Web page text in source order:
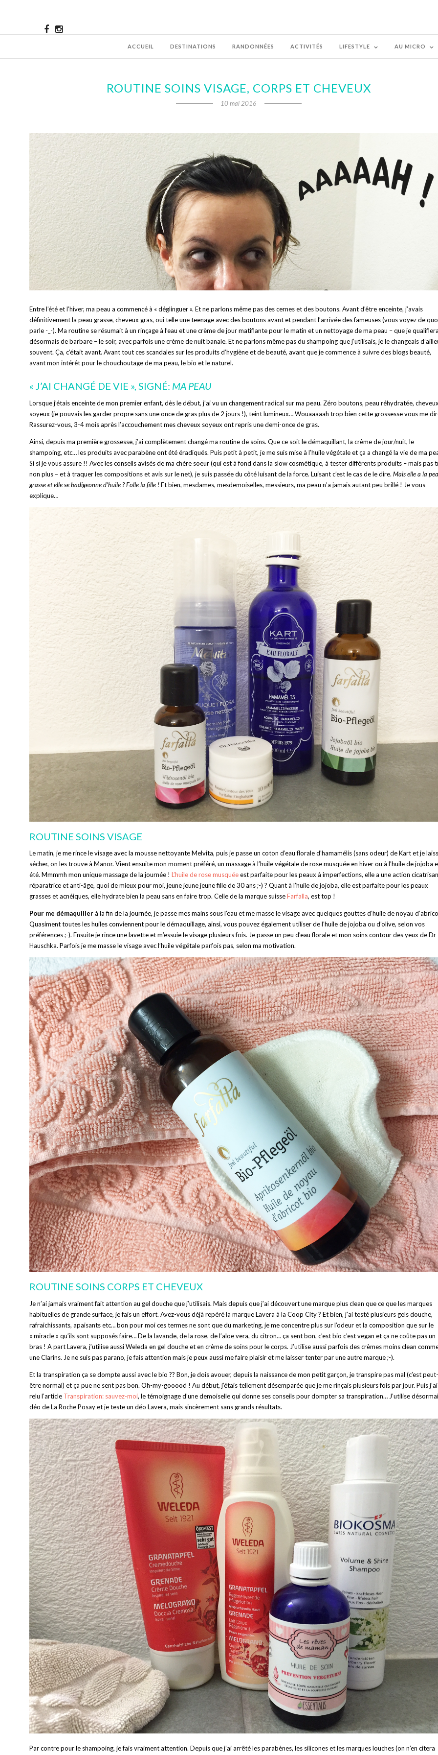
ACCUEIL DESTINATIONS RANDONNÉES ACTIVITÉS LIFESTYLE AU MICRO
ROUTINE SOINS VISAGE, CORPS ET CHEVEUX
10 mai 2016
Entre l’été et l’hiver, ma peau a commencé à « déglinguer ». Et ne parlons même pas des cernes et des boutons. Avant d’être enceinte, j’avais
définitivement la peau grasse, cheveux gras, oui telle une teenage avec des boutons avant et pendant l’arrivée des fameuses (vous voyez de
parle -_-). Ma routine se résumait à un rinçage à l’eau et une crème de jour matifiante pour le matin et un nettoyage de ma peau – que je
désormais de barbare – le soir, avec parfois une crème de nuit banale. Et ne parlons même pas du shampoing que j’utilisais, je le changeais
souvent. Ça, c’était avant. Avant tout ces scandales sur les produits d’hygiène et de beauté, avant que je commence à suivre des blogs beauté,
avant mon intérêt pour le chouchoutage de ma peau, le bio et le naturel.
« J’AI CHANGÉ DE VIE », SIGNÉ: MA PEAU
Lorsque j’étais enceinte de mon premier enfant, dès le début, j’ai vu un changement radical sur ma peau. Zéro boutons, peau réhydratée,
soyeux (je pouvais les garder propre sans une once de gras plus de 2 jours !), teint lumineux… Wouaaaaah trop bien cette grossesse vous me
Rassurez-vous, 3-4 mois après l’accouchement mes cheveux soyeux ont repris une demi-once de gras.
Ainsi, depuis ma première grossesse, j’ai complètement changé ma routine de soins. Que ce soit le démaquillant, la crème de jour/nuit, le
shampoing, etc… les produits avec parabène ont été éradiqués. Puis petit à petit, je me suis mise à l’huile végétale et ça a changé la vie de ma
Si si je vous assure !! Avec les conseils avisés de ma chère soeur (qui est à fond dans la slow cosmétique, à tester différents produits – mais pas
non plus – et à traquer les compositions et avis sur le net), je suis passée du côté luisant de la force. Luisant c’est le cas de le dire. Mais elle a la
grasse et elle se badigeonne d’huile ? Folle la fille !Et bien, mesdames, mesdemoiselles, messieurs, ma peau n’a jamais autant peu brillé ! Je vous
explique…
ROUTINE SOINS VISAGE
Le matin, je me rince le visage avec la mousse nettoyante Melvita, puis je passe un coton d’eau florale d’hamamélis (sans odeur) de Kart et je
sécher, on les trouve à Manor. Vient ensuite mon moment préféré, un massage à l’huile végétale de rose musquée en hiver ou à l’huile de jojoba
été. Mmmmh mon unique massage de la journée ! L’huile de rose musquéeest parfaite pour les peaux à imperfections, elle a une action
réparatrice et anti-âge, quoi de mieux pour moi, jeune jeune jeune fille de 30 ans ;-) ? Quant à l’huile de jojoba, elle est parfaite pour les peaux
grasses et acnéiques, elle hydrate bien la peau sans en faire trop. Celle de la marque suisseFarfalla, est top !
Pour me démaquillerà la fin de la journée, je passe mes mains sous l’eau et me masse le visage avec quelques gouttes d’huile de noyau
Quasiment toutes les huiles conviennent pour le démaquillage, ainsi, vous pouvez également utiliser de l’huile de jojoba ou d’olive, selon vos
préférences ;-). Ensuite je rince une lavette et m’essuie le visage plusieurs fois. Je passe un peu d’eau florale et mon soins contour des yeux de Dr
Hauschka. Parfois je me masse le visage avec l’huile végétale parfois pas, selon ma motivation.
ROUTINE SOINS CORPS ET CHEVEUX
Je n’ai jamais vraiment fait attention au gel douche que j’utilisais. Mais depuis que j’ai découvert une marque plus clean que ce que les marques
habituelles de grande surface, je fais un effort. Avez-vous déjà repéré la marque Lavera à la Coop City ? Et bien, j’ai testé plusieurs gels douche,
rafraichissants, apaisants etc… bon pour moi ces termes ne sont que du marketing, je me concentre plus sur l’odeur et la composition que sur le
« miracle » qu’ils sont supposés faire… De la lavande, de la rose, de l’aloe vera, du citron… ça sent bon, c’est bio c’est vegan et ça ne coûte pas un
bras ! A part Lavera, j’utilise aussi Weleda en gel douche et en crème de soins pour le corps. J’utilise aussi parfois des crèmes moins clean
une Clarins. Je ne suis pas parano, je fais attention mais je peux aussi me faire plaisir et me laisser tenter par une autre marque ;-).
Et la transpiration ça se dompte aussi avec le bio ?? Bon, je dois avouer, depuis la naissance de mon petit garçon, je transpire pas mal (c’est peut-
être normal) et ça puene sent pas bon. Oh-my-gooood ! Au début, j’étais tellement désemparée que je me rinçais plusieurs fois par jour. Puis j’ai
relu l’article Transpiration: sauvez-moi, le témoignage d’une demoiselle qui donne ses conseils pour dompter sa transpiration… J’utilise
déo de La Roche Posay et je teste un déo Lavera, mais sincèrement sans grands résultats.
Par contre pour le shampoing, je fais vraiment attention. Depuis que j’ai arrêté les parabènes, les silicones et les marques louches (on n’en citera